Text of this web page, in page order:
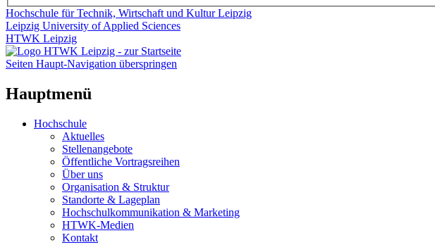
Hochschule für Technik, Wirtschaft und Kultur Leipzig
Leipzig University of Applied Sciences
HTWK Leipzig
Seiten Haupt-Navigation überspringen
Hauptmenü
Hochschule
Aktuelles
Stellenangebote
Öffentliche Vortragsreihen
Über uns
Organisation & Struktur
Standorte & Lageplan
Hochschulkommunikation & Marketing
HTWK-Medien
Kontakt